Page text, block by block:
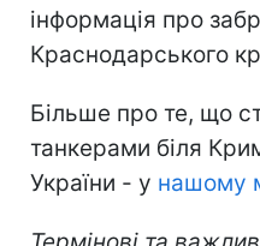
інформація про
Краснодарського
Більше про те, що
танкерами біля
України - у нашому